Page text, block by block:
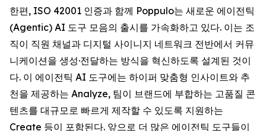
한편, ISO 42001 인증과 함께 Poppulo는 새로운 에이전틱
(Agentic) AI 도구 모음의 출시를 가속화하고 있다. 이는 조
직이 직원 채널과 디지털 사이니지 네트워크 전반에서 커뮤
니케이션을 생성·전달하는 방식을 혁신하도록 설계된 것이
다. 이 에이전틱 AI 도구에는 하이퍼 맞춤형 인사이트와 추
천을 제공하는 Analyze, 팀이 브랜드에 부합하는 고품질 콘
텐츠를 대규모로 빠르게 제작할 수 있도록 지원하는
Create 등이 포함된다. 앞으로 더 많은 에이전틱 도구들이